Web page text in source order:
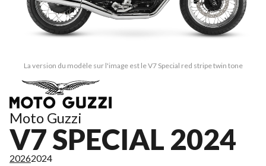
La version du modèle sur l'image est le V7 Special red stripe twin tone
Moto Guzzi
V7 SPECIAL 2024
20262024